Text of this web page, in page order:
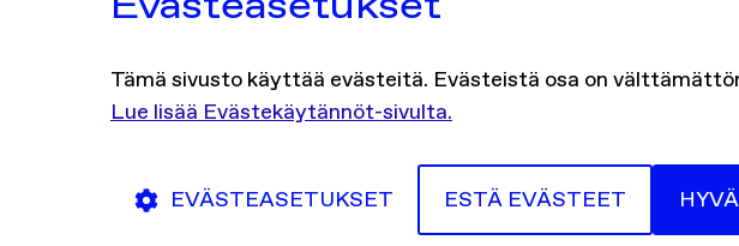
Tämä sivusto käyttää evästeitä. Evästeistä osa on
Lue lisää Evästekäytännöt-sivulta.
EVÄSTEASETUKSET ESTÄ EVÄSTEET